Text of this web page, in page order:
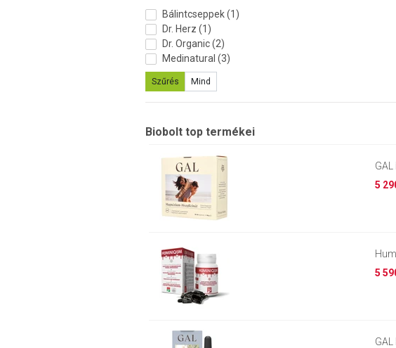
Bálintcseppek (1)
Dr. Herz (1)
Dr. Organic (2)
Medinatural (3)
Szűrés Mind
Biobolt top termékei
5
5